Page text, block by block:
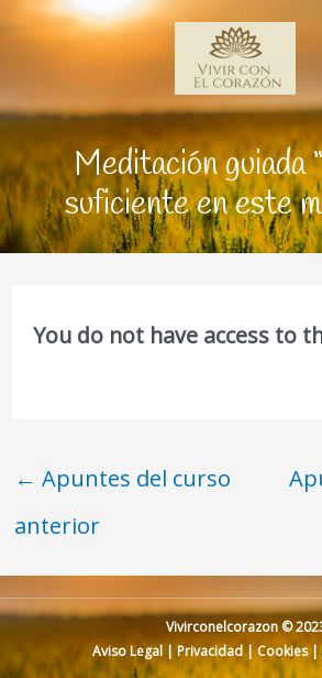
Meditación guiada
suficiente en este
You do not have access to
← Apuntes del curso
anterior
Vivirconelcorazon ©
Aviso Legal | Privacidad|Cookies|